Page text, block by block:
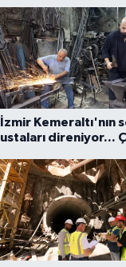
İzmir Kemeraltı'nın
ustaları direniyor...